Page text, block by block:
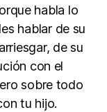
habla lo
hablar de su
de su
con el
sobre todo
tu hijo.